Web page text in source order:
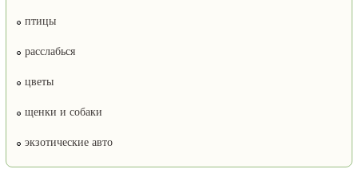
птицы
расслабься
цветы
щенки и собаки
экзотические авто